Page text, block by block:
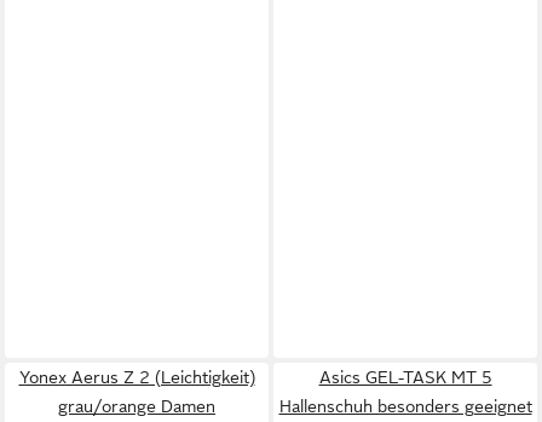
Yonex Aerus Z 2 (Leichtigkeit)
grau/orange Damen
Asics GEL-TASK MT 5
Hallenschuh besonders geeignet